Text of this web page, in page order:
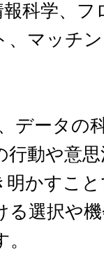
科学、
、マッチ
データの
動や意
明かすこ
選択や